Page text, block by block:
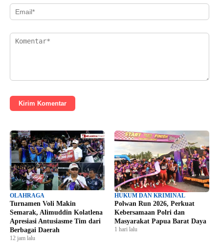
Kirim Komentar
OLAHRAGA
Turnamen Voli Makin
Semarak, Alimuddin Kolatlena
Apresiasi Antusiasme Tim dari
Berbagai Daerah
12 jam lalu
HUKUM DAN KRIMINAL
Polwan Run 2026, Perkuat
Kebersamaan Polri dan
Masyarakat Papua Barat Daya
1 hari lalu